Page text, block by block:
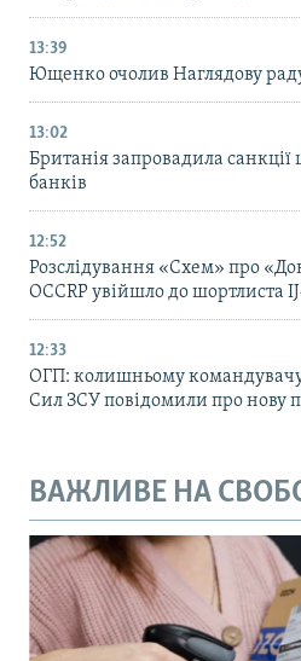
13:39
Ющенко очолив Наглядову
13:02
Британія запровадила
банків
12:52
Розслідування «Схем» про
OCCRP увійшло до шортлиста
12:33
ОГП: колишньому командувачу
Сил ЗСУ повідомили про нову
ВАЖЛИВЕ НА